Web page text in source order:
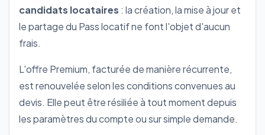
candidats locataires : la création, la mise à jour et
le partage du Pass locatif ne font l'objet d'aucun
frais.
L'offre Premium, facturée de manière récurrente,
est renouvelée selon les conditions convenues au
devis. Elle peut être résiliée à tout moment depuis
les paramètres du compte ou sur simple demande.